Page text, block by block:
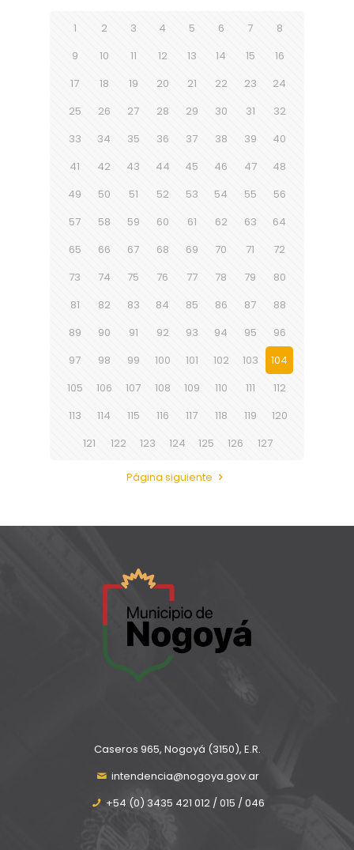
1 2 3 4 5 6 7
8
9
10 11 12 13 14 15
16
17
18 19 20 21 22 23
24
25
26 27 28 29 30 31
32
33
34 35 36 37 38 39
40
41
42 43 44 45 46 47
48
49
50 51 52 53 54 55
56
57
58 59 60 61 62 63
64
65
66 67 68 69 70 71
72
73
74 75 76 77 78 79
80
81
82 83 84 85 86 87
88
89
90 91 92 93 94 95
96
97
98 99 100 101 102 103
104
105
106 107 108 109 110 111
112
113
114 115 116 117 118 119
120
121
122 123 124 125 126 127
Página siguiente
Caseros 965, Nogoyá (3150), E.R.
intendencia@nogoya.gov.ar
+54 (0) 3435 421 012 / 015 / 046